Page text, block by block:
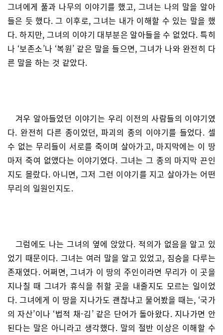
그녀에게 풀과 나무의 이야기를 했고, 그녀는 나의 말을 알아
들은 듯 했다. 그 이후로, 그녀는 내가 이해할 수 있는 말을 했
다. 하지만, 그녀의 이야기 대부분은 알아들을 수 없었다. 특히
나 ‘보존소’나 ‘복원’ 같은 말을 들으면, 그녀가 나와 완전히 다
른 말을 하는 것 같았다.
겨우 알아들었던 이야기는 우리 이전의 사람들의 이야기였
다. 완전히 다른 종이었던, 파괴의 종의 이야기를 들었다. 셀
수 없는 무리들이 서로를 죽이며 살아가고, 마지막에는 이 땅
마저 죽여 없앴다는 이야기였다. 그녀는 그 종의 마지막 끈인
지도 몰랐다. 아니면, 그저 그런 이야기를 지고 살아가는 어떤
무리의 일원인지도.
그럼에도 나는 그녀의 옆에 앉았다. 적의가 없음을 알고 있
었기 때문이다. 그녀는 여러 말을 알고 있었고, 짐승을 다루는
존재였다. 어쩌면, 그녀가 이 땅의 주인이라면 무리가 이 곳을
지나칠 때 그녀가 휴식을 취할 곳을 내줄지도 모르는 일이었
다. 그녀에게 이 땅을 지나가도 괜찮냐고 물어봤을 때는, ‘국가
의 자산’이나 ‘법적 채-김’ 같은 단어가 돌아왔다. 지나가면 안
된다는 말은 아니라고 생각했다. 말의 절반 이상은 이해할 수